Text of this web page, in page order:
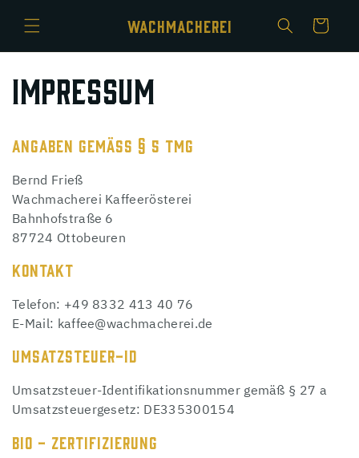
zum
Inhalt
WACHMACHEREI Warenkorb
IMPRESSUM
ANGABEN GEMÄSS § 5 TMG
Bernd Frieß
Wachmacherei Kaffeerösterei
Bahnhofstraße 6
87724 Ottobeuren
KONTAKT
Telefon: +49 8332 413 40 76
E-Mail: kaffee@wachmacherei.de
UMSATZSTEUER-ID
Umsatzsteuer-Identifikationsnummer gemäß § 27 a
Umsatzsteuergesetz: DE335300154
BIO - ZERTIFIZIERUNG